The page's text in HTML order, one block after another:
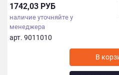
1742,03 РУБ
наличие уточняйте у
менеджера
арт. 9011010